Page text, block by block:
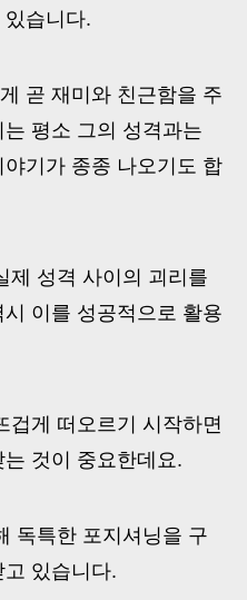
습니다.
곧 재미와 친근함을 주
평소 그의 성격과는
기가 종종 나오기도 합
제 성격 사이의 괴리를
이를 성공적으로 활용
겁게 떠오르기 시작하면
것이 중요한데요.
독특한 포지셔닝을 구
있습니다.